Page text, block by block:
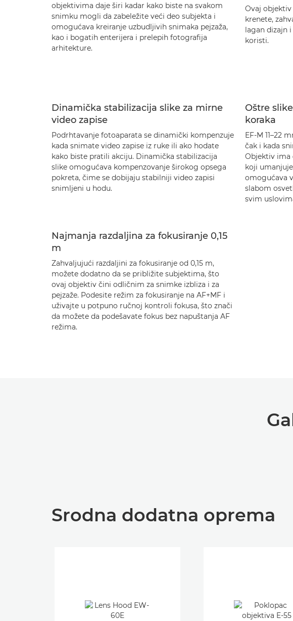
objektivima daje širi kadar kako biste na svakom
snimku mogli da zabeležite veći deo subjekta i
omogućava kreiranje uzbudljivih snimaka pejzaža,
kao i bogatih enterijera i prelepih fotografija
arhitekture.
Ovaj
krenete,
lagan dizajn
koristi.
Dinamička stabilizacija slike za mirne
video zapise
Podrhtavanje fotoaparata se dinamički kompenzuje
kada snimate video zapise iz ruke ili ako hodate
kako biste pratili akciju. Dinamička stabilizacija
slike omogućava kompenzovanje širokog opsega
pokreta, čime se dobijaju stabilniji video zapisi
snimljeni u hodu.
Oštre
koraka
EF-M 11–22
čak i kada
Objektiv ima
koji
omogućava
slabom
svim
Najmanja razdaljina za fokusiranje 0,15
m
Zahvaljujući razdaljini za fokusiranje od 0,15 m,
možete dodatno da se približite subjektima, što
ovaj objektiv čini odličnim za snimke izbliza i za
pejzaže. Podesite režim za fokusiranje na AF+MF i
uživajte u potpuno ručnoj kontroli fokusa, što znači
da možete da podešavate fokus bez napuštanja AF
režima.
Srodna dodatna oprema